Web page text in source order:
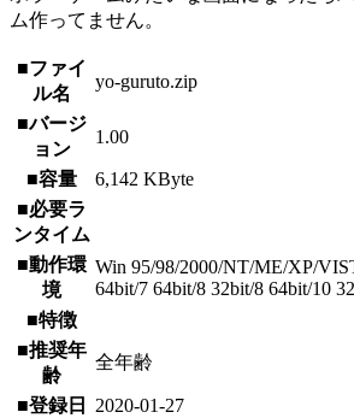
ム作ってません。
■ファイ
ル名
yo-guruto.zip
■バージ
ョン
1.00
■容量
6,142 KByte
■必要ラ
ンタイム
■動作環
境
Win 95/98/2000/NT/ME/XP/
64bit/7 64bit/8 32bit/8 64bit/10
■特徴
■推奨年
齢
全年齢
■登録日
2020-01-27